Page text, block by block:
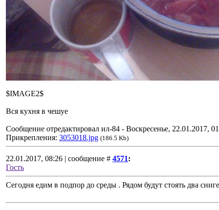
$IMAGE2$
Вся кухня в чешуе
Сообщение отредактировал ил-84 - Воскресенье, 22.01.2017,
Прикрепления: 3053018.jpg (186.5 Kb)
22.01.2017, 08:26 | сообщение # 4571:
Гость
Сегодня едим в подпор до среды . Рядом будут стоять два